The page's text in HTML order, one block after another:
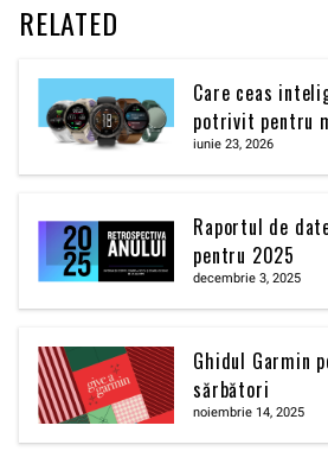
RELATED
Care ceas
potrivit pentru
iunie 23, 2026
Raportul de
pentru 2025
decembrie 3, 2025
Ghidul Garmin
sărbători
noiembrie 14, 2025